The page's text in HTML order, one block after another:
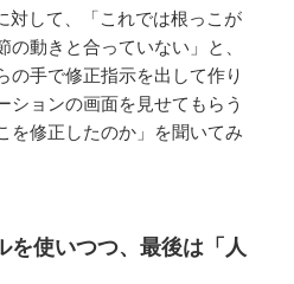
対して、「これでは根っこが
動きと合っていない」と、
の手で修正指示を出して作り
ションの画面を見せてもらう
を修正したのか」を聞いてみ
使いつつ、最後は「人